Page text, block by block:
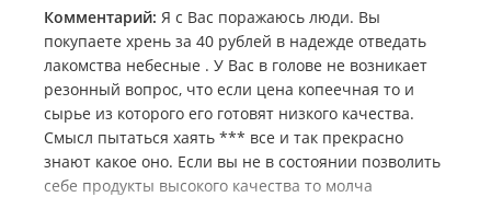
Комментарий: Я с Вас поражаюсь люди. Вы
покупаете хрень за 40 рублей в надежде отведать
лакомства небесные . У Вас в голове не возникает
резонный вопрос, что если цена копеечная то и
сырье из которого его готовят низкого качества.
Смысл пытаться хаять *** все и так прекрасно
знают какое оно. Если вы не в состоянии позволить
себе продукты высокого качества то молча